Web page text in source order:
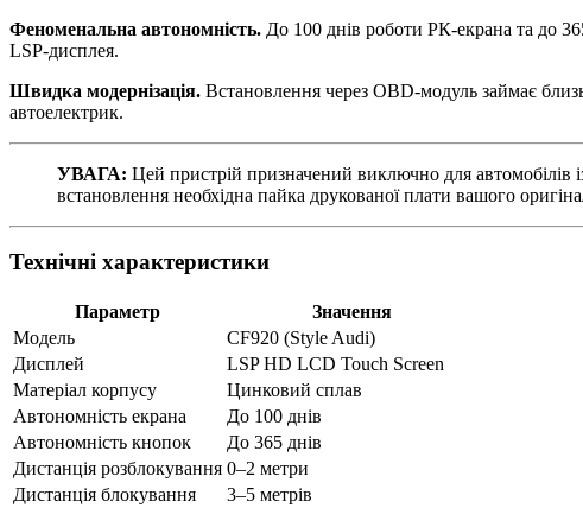
Феноменальна автономність. До 100 днів роботи РК-екрана та до
LSP-дисплея.
Швидка модернізація. Встановлення через OBD-модуль займає
автоелектрик.
УВАГА: Цей пристрій призначений виключно для автомобілів
встановлення необхідна пайка друкованої плати вашого
Технічні характеристики
Параметр
Значення
Модель
CF920 (Style Audi)
Дисплей
LSP HD LCD Touch Screen
Матеріал корпусу
Цинковий сплав
Автономність екрана
До 100 днів
Автономність кнопок
До 365 днів
Дистанція розблокування 0–2 метри
Дистанція блокування
3–5 метрів